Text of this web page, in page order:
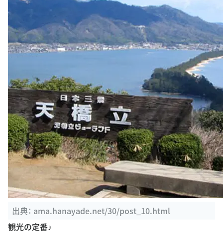
出典： ama.hanayade.net/30/post_10.html
観光の定番♪